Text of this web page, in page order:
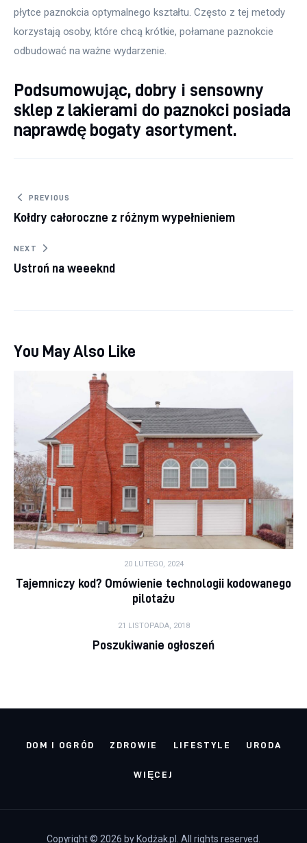
płytce paznokcia optymalnego kształtu. Często z tej metody
korzystają osoby, które chcą krótkie, połamane paznokcie
odbudować na ważne wydarzenie.
Podsumowując, dobry i sensowny
sklep z lakierami do paznokci posiada
naprawdę bogaty asortyment.
Nawigacja wpisu
PREVIOUS
Kołdry całoroczne z różnym wypełnieniem
NEXT
Ustroń na weeeknd
You May Also Like
20 LUTEGO, 2024
Tajemniczy kod? Omówienie technologii kodowanego
pilotażu
21 LISTOPADA, 2018
Poszukiwanie ogłoszeń
DOM I OGRÓD ZDROWIE LIFESTYLE URODA
WIĘCEJ
Copyright © 2026 by Kodżak.pl. All rights reserved.